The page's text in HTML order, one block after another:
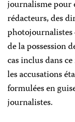
journalisme pour
rédacteurs, des
photojournalistes
de la possession
cas inclus dans
les accusations
formulées en
journalistes.